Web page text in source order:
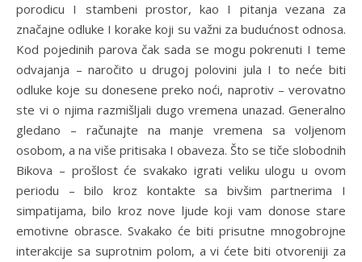
porodicu I stambeni prostor, kao I pitanja vezana za
značajne odluke I korake koji su važni za budućnost odnosa.
Kod pojedinih parova čak sada se mogu pokrenuti I teme
odvajanja – naročito u drugoj polovini jula I to neće biti
odluke koje su donesene preko noći, naprotiv – verovatno
ste vi o njima razmišljali dugo vremena unazad. Generalno
gledano – računajte na manje vremena sa voljenom
osobom, a na više pritisaka I obaveza. Što se tiče slobodnih
Bikova – prošlost će svakako igrati veliku ulogu u ovom
periodu – bilo kroz kontakte sa bivšim partnerima I
simpatijama, bilo kroz nove ljude koji vam donose stare
emotivne obrasce. Svakako će biti prisutne mnogobrojne
interakcije sa suprotnim polom, a vi ćete biti otvoreniji za